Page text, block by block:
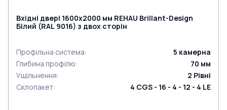
Вхідні двері 1600x2000 мм REHAU Brillant-Design
Білий (RAL 9016) з двох сторін
Профільна система: 5 камерна
Глибина профілю: 70 мм
Ущільнення: 2 Рівні
Склопакет: 4 CGS - 16 - 4 - 12 - 4 LE